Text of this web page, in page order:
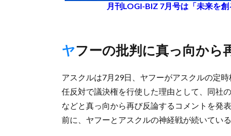
月刊LOGI-BIZ 7月号は「未来を
ヤフーの批判に真っ向から
アスクルは7月29日、ヤフーがアスクルの定
任反対で議決権を行使した理由として、同社
などと真っ向から再び反論するコメントを発
前に、ヤフーとアスクルの神経戦が続いている